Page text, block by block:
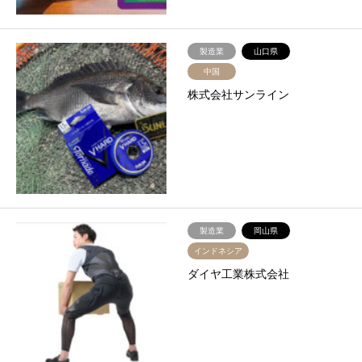
製造業 山口県
中国
株式会社サンライン
製造業 岡山県
インドネシア
ダイヤ工業株式会社